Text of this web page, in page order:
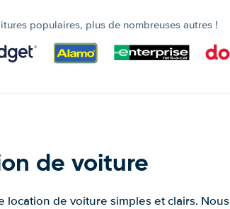
populaires, plus de nombreuses autres !
de voiture
de voiture simples et clairs. Nous